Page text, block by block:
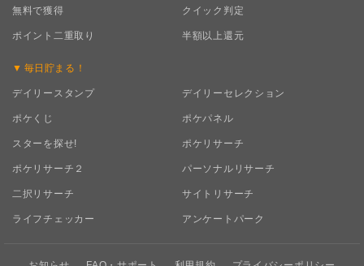
無料で獲得 クイック判定
ポイント二重取り 半額以上還元
毎日 貯まる！
デイリースタンプ デイリーセレクション
ポケくじ ポケパネル
スターを探せ! ポケリサーチ
ポケリサーチ２ パーソナルリサーチ
二択リサーチ サイトリサーチ
ライフチェッカー アンケートパーク